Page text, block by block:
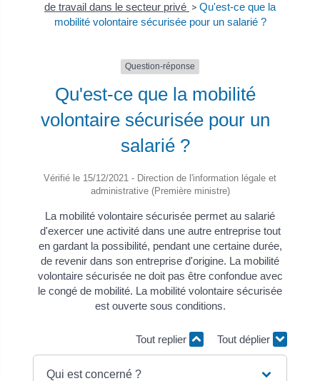
de travail dans le secteur privé > Qu'est-ce que la
mobilité volontaire sécurisée pour un salarié ?
Question-réponse
Qu'est-ce que la mobilité
volontaire sécurisée pour un
salarié ?
Vérifié le 15/12/2021 - Direction de l'information légale et
administrative (Première ministre)
La mobilité volontaire sécurisée permet au salarié
d'exercer une activité dans une autre entreprise tout
en gardant la possibilité, pendant une certaine durée,
de revenir dans son entreprise d'origine. La mobilité
volontaire sécurisée ne doit pas être confondue avec
le congé de mobilité. La mobilité volontaire sécurisée
est ouverte sous conditions.
Tout replier Tout déplier
Qui est concerné ?